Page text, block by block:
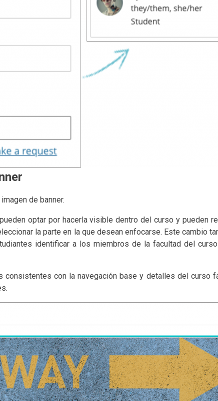
de banner.
optar por hacerla visible dentro del curso y pueden
la parte en la que desean enfocarse. Este cambio
identificar a los miembros de la facultad del
consistentes con la navegación base y detalles del curso